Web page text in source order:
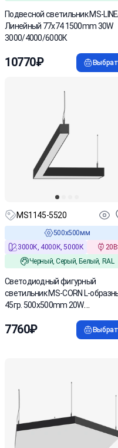
Подвесной светильник MS-
Линейный 77х74 1500mm 30W
3000/4000/6000К
10770₽
MS1145-5520
500х500мм
3000К, 4000К, 5000К
Черный, Серый, Белый, RAL
Светодиодный фигурный
светильник MS-CORN L-
45гр. 500х500mm 20W
7760₽